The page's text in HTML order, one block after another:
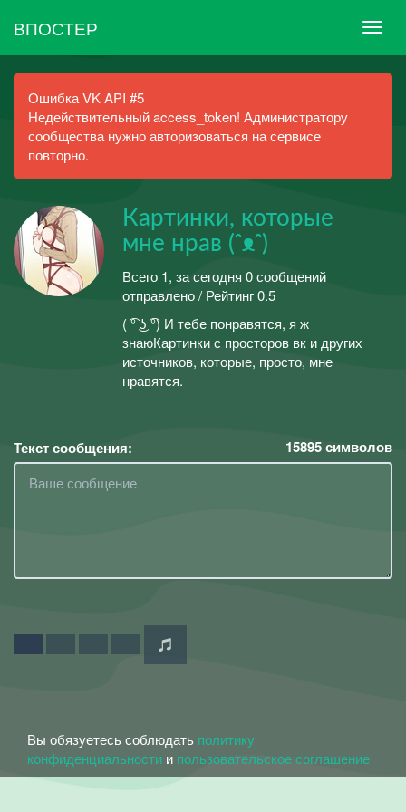
ВПОСТЕР
Ошибка VK API #5
Недействительный access_token! Администратору
сообщества нужно авторизоваться на сервисе
повторно.
Картинки, которые
мне нрав (ᵔᴥᵔ)
Всего 1, за сегодня 0 сообщений
отправлено / Рейтинг 0.5
( ͡° ͜ʖ ͡°) И тебе понравятся, я ж
знаюКартинки с просторов вк и других
источников, которые, просто, мне
нравятся.
Текст сообщения: 15895символов
Вы обязуетесь соблюдать политику
конфиденциальности и пользовательское соглашение